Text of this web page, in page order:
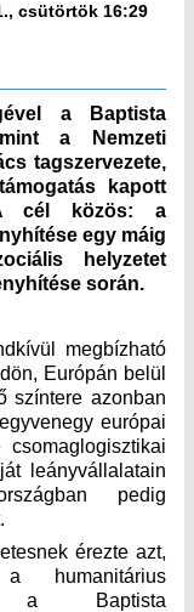
csütörtök 16:29
a Baptista
mint a Nemzeti
tagszervezete,
kapott
A cél közös: a
egy máig
helyzetet
során.
megbízható
Európán belül
színtere azonban
európai
leányvállalatain
pedig
érezte azt,
humanitárius
a Baptista